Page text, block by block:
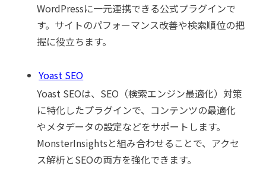
WordPressに一元連携できる公式プラグインで
す。サイトのパフォーマンス改善や検索順位の把
握に役立ちます。
Yoast SEO
Yoast SEOは、SEO（検索エンジン最適化）対策
に特化したプラグインで、コンテンツの最適化
やメタデータの設定などをサポートします。
MonsterInsightsと組み合わせることで、アクセ
ス解析とSEOの両方を強化できます。